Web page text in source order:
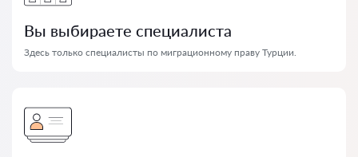
Вы выбираете специалиста
Здесь только специалисты по миграционному праву Турции.